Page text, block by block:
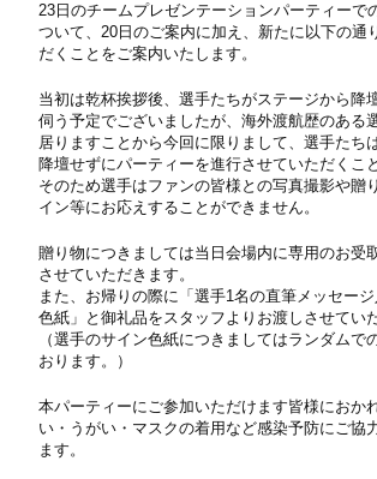
23日のチームプレゼンテーションパーティーで
ついて、20日のご案内に加え、新たに以下の通
だくことをご案内いたします。
当初は乾杯挨拶後、選手たちがステージから降
伺う予定でございましたが、海外渡航歴のある
居りますことから今回に限りまして、選手たち
降壇せずにパーティーを進行させていただくこ
そのため選手はファンの皆様との写真撮影や贈
イン等にお応えすることができません。
贈り物につきましては当日会場内に専用のお受
させていただきます。
また、お帰りの際に「選手1名の直筆メッセー
色紙」と御礼品をスタッフよりお渡しさせてい
（選手のサイン色紙につきましてはランダムで
おります。）
本パーティーにご参加いただけます皆様におか
い・うがい・マスクの着用など感染予防にご協
ます。